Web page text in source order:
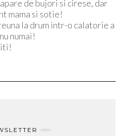
de bujori si cirese, dar
mama si sotie!
la drum intr-o calatorie a
numai!